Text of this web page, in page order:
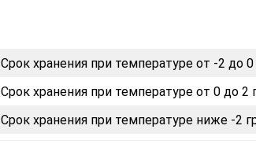
Срок хранения при температуре от -2 до 0
Срок хранения при температуре от 0 до 2
Срок хранения при температуре ниже -2